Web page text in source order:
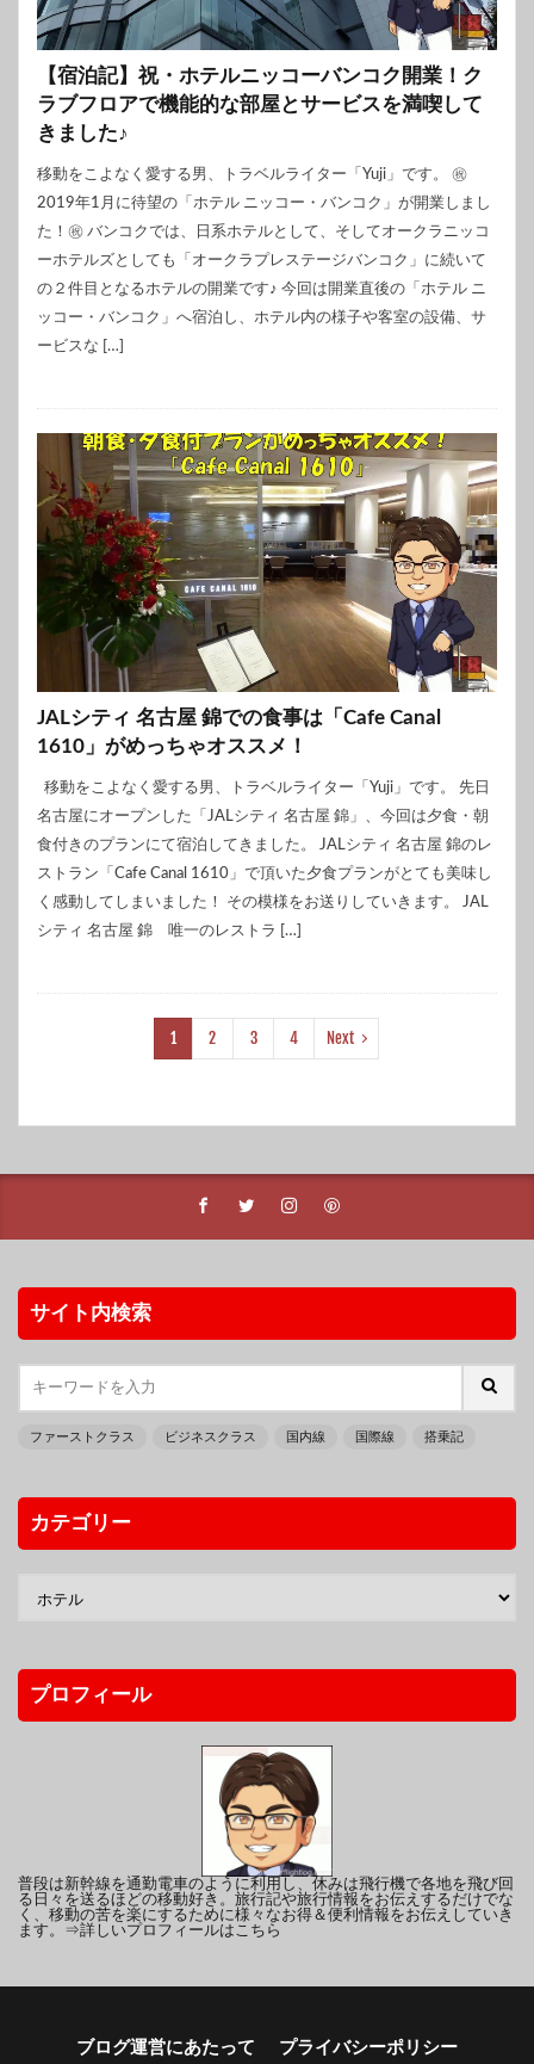
【宿泊記】祝・ホテルニッコーバンコク開業！ク
ラブフロアで機能的な部屋とサービスを満喫して
きました♪
移動をこよなく愛する男、トラベルライター「Yuji」です。 ㊗
2019年1月に待望の「ホテル ニッコー・バンコク」が開業しまし
た！㊗ バンコクでは、日系ホテルとして、そしてオークラニッコ
ーホテルズとしても「オークラプレステージバンコク」に続いて
の２件目となるホテルの開業です♪ 今回は開業直後の「ホテル ニ
ッコー・バンコク」へ宿泊し、ホテル内の様子や客室の設備、サ
ービスな […]
JALシティ 名古屋 錦での食事は「Cafe Canal
1610」がめっちゃオススメ！
移動をこよなく愛する男、トラベルライター「Yuji」です。 先日
名古屋にオープンした「JALシティ 名古屋 錦」、今回は夕食・朝
食付きのプランにて宿泊してきました。 JALシティ 名古屋 錦のレ
ストラン「Cafe Canal 1610」で頂いた夕食プランがとても美味し
く感動してしまいました！ その模様をお送りしていきます。 JAL
シティ 名古屋 錦 唯一のレストラ […]
1 2 3 4 Next
サイト内検索
ファーストクラス ビジネスクラス 国内線 国際線 搭乗記
カテゴリー
プロフィール
普段は新幹線を通勤電車のように利用し、休みは飛行機で各地を飛び回
る日々を送るほどの移動好き。旅行記や旅行情報をお伝えするだけでな
く、移動の苦を楽にするために様々なお得＆便利情報をお伝えしていき
ます。 ⇒詳しいプロフィールはこちら
ブログ運営にあたって プライバシーポリシー